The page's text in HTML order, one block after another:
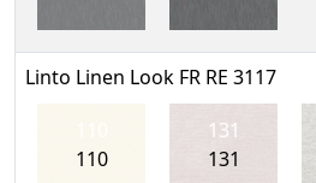
Linto Linen Look FR RE 3117
110
131
131